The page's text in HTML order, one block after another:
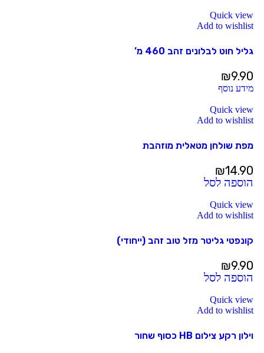
Quick view
Add to wishlist
גליל חוט לבלונים זהב 460 מ’
₪9.90
מידע נוסף
Quick view
Add to wishlist
מפת שולחן מטאלית מוזהבת
₪14.90
הוספה לסל
Quick view
Add to wishlist
קונפטי גליטר מזל טוב זהב (ייחודי)
₪9.90
הוספה לסל
Quick view
Add to wishlist
וילון רקע צילום HB כסוף שחור